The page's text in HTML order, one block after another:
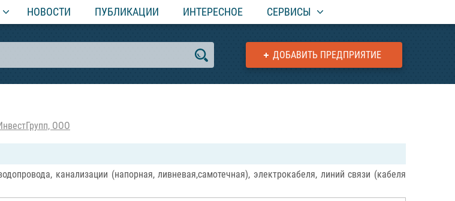
НОВОСТИ ПУБЛИКАЦИИ ИНТЕРЕСНОЕ СЕРВИСЫ
ДОБАВИТЬ ПРЕДПРИЯТИЕ
ООО
канализации (напорная, ливневая,самотечная), электрокабеля, линий связи (кабеля